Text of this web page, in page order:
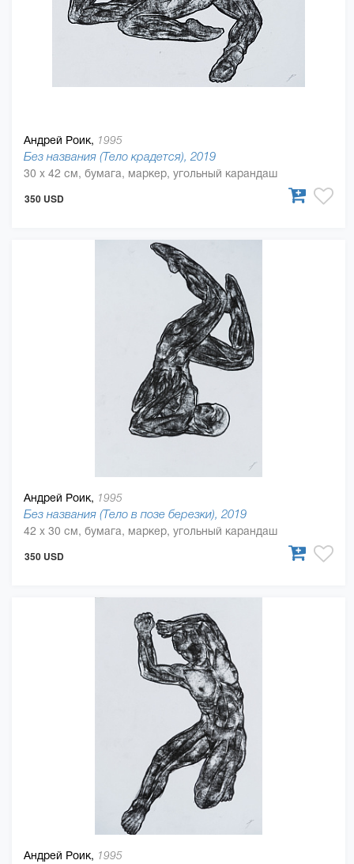
Андрей Роик, 1995
Без названия (Тело крадется), 2019
30 x 42 см, бумага, маркер, угольный карандаш
350 USD
Андрей Роик, 1995
Без названия (Тело в позе березки), 2019
42 x 30 см, бумага, маркер, угольный карандаш
350 USD
Андрей Роик, 1995